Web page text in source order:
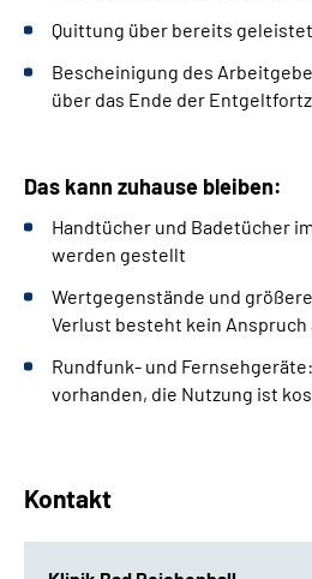
Quittung über bereits
Bescheinigung des
über das Ende der
Das kann zuhause bleiben:
Handtücher und Badetücher
werden gestellt
Wertgegenstände und
Verlust besteht kein Anspruch
Rundfunk- und
vorhanden, die Nutzung ist
Kontakt